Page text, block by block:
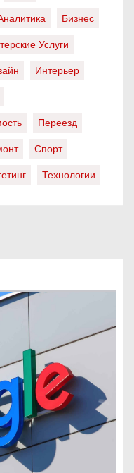
Бизнес
Услуги
Интерьер
Переезд
Спорт
Технологии